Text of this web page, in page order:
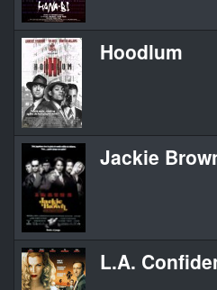
Hoodlum
Jackie
L.A.